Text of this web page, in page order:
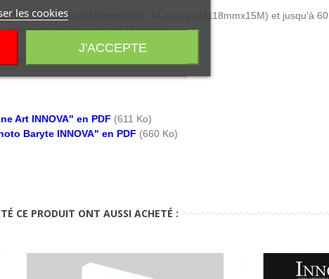
36 pouces (914mmx15M), 44 pouces (1118mmx15M) et jusqu'à 60
sont livrés en longueur de 15 mètres.
Art INNOVA" en PDF (611 Ko)
Baryte INNOVA" en PDF (660 Ko)
CE PRODUIT ONT AUSSI ACHETÉ :
les cookies
J'ACCEPTE